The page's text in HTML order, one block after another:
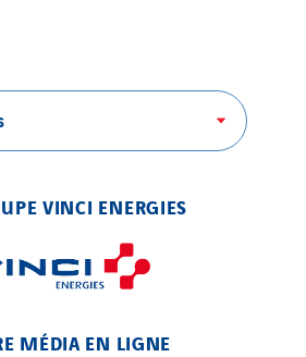
VINCI ENERGIES
MÉDIA EN LIGNE